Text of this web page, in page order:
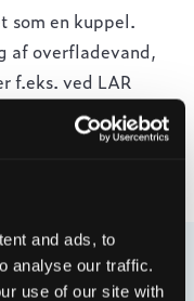
and ads, to
analyse our traffic.
use of our site with
som en kuppel.
af overfladevand,
f.eks. ved LAR
til overkørsel, men
og er produceret